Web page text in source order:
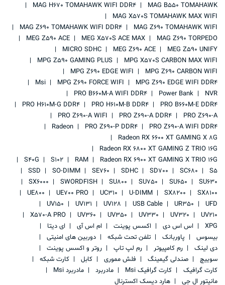
MAG B550 TOMAHAWK
MAG H670 TOMAHAWK WIFI DDR4
MAG X570S TOMAHAWK MAX WIFI
MAG Z690 TOMAHAWK WIFI
MAG Z690 TOMAHAWK WIFI DDR4
MAG Z690 TORPEDO
MEG X570S ACE MAX
MEG Z590 ACE
MEG Z590 UNIFY
MEG Z690 ACE
MICRO SDHC
MPG X570S CARBON MAX WIFI
MPG Z590 GAMING PLUS
MPG Z690 CARBON WIFI
MPG Z690 EDGE WIFI
MPG Z690 EDGE WIFI DDR4
MPG Z690 FORCE WIFI
Msi
NVR
Power Bank
PRO B660M-A WIFI DDR4
PRO B660M-E DDR4
PRO H610M-B DDR4
PRO H610M-G DDR4
PRO Z690-A
PRO Z690-A DDR4
PRO Z690-A WIFI
PRO Z690-A WIFI DDR4
PRO Z690-P DDR4
Radeon
Radeon RX 6600 XT GAMING X 8G
Radeon RX 6800 XT GAMING Z TRIO 16G
Radeon RX 6900 XT GAMING X TRIO 16G
RAM
S102
S40G
S5
SC680
SD700
SDHC
SE760
SO-DIMM
SSD
SU630
SU650
SU750
SU800
SWORDFISH
SX6000
SX8100
SX8200
U-DIMM
UC310
UE700 PRO
UE800
UFD
UR350
USB Cable
UV128
UV131
UV150
UV210
UV320
UV330
UV350
UV360
X570-A PRO
XPG
اس اس دی اکسس پوینت ام اس آی
ای دیتا
بیسوس
پاوربانک تلفن تحت شبکه
دوربین های امنیتی
دی لینک
رم کامپیوتر رم لپ تاپ
روتر و اکسس پوینت
سوییچ
صندلی گیمینگ فلش مموری کابل
کارت شبکه
کارت گرافیک
کارت گرافیک Msi مادربرد
مادربرد Msi
مانیتور ال جی
هارد دیسک اکسترنال